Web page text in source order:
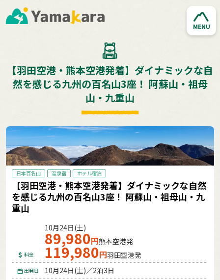
MENU
【羽田空港・熊本空港発着】ダイナミックな自
然を感じる九州の百名山3座！ 阿蘇山・祖母
山・九重山
日本百名山 温泉宿 ホテル宿泊
【羽田空港・熊本空港発着】ダイナミックな自然
を感じる九州の百名山3座！ 阿蘇山・祖母山・九
重山
料金
10月24日(土)
89,980円熊本空港発
119,980円羽田空港発
出発日 10月24日(土)／2泊3日